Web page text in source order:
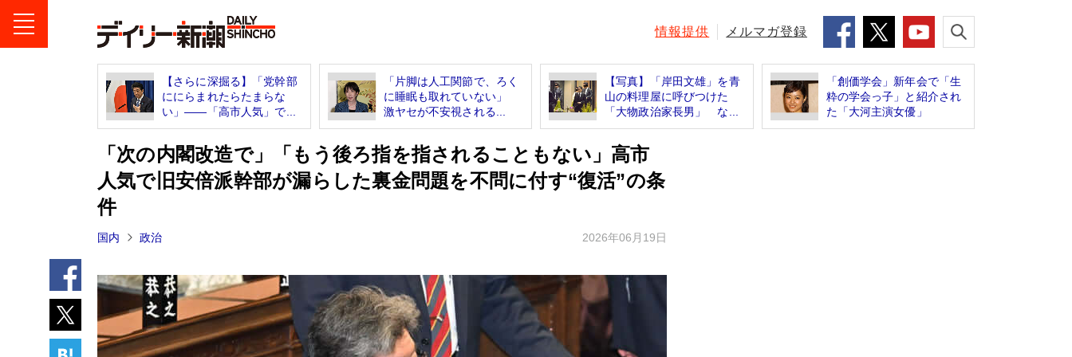
情報提供 メルマガ登録
【さらに深掘る】「党幹部
ににらまれたらたまらな
い」――「高市人気」で...
「片脚は人工関節で、ろく
に睡眠も取れていない」
激ヤセが不安視される...
【写真】「岸田文雄」を青
山の料理屋に呼びつけた
「大物政治家長男」 な...
「創価学会」新年会で「生
粋の学会っ子」と紹介され
た「大河主演女優」
「次の内閣改造で」「もう後ろ指を指されることもない」高市
人気で旧安倍派幹部が漏らした裏金問題を不問に付す“復活”の条
件
国内 政治 2026年06月19日